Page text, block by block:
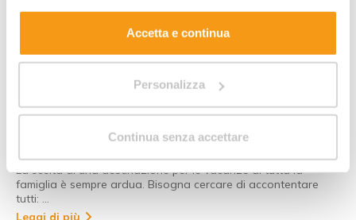
estesa sui cookie.
Accetta e continua
Personalizza
Continua senza accettare
Cesenatico, ideale per una vacanza in
La scelta di una destinazione per le vacanze di tutta la
famiglia è sempre ardua. Bisogna cercare di accontentare
tutti: …
Leggi di più